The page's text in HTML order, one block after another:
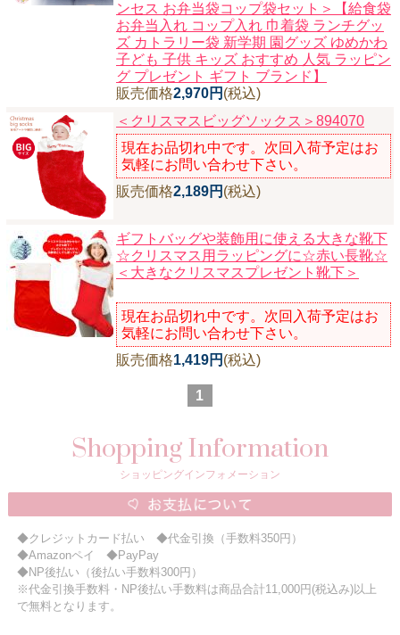
ンセス お弁当袋コップ袋セット＞【給食袋
お弁当入れ コップ入れ 巾着袋 ランチグッ
ズ カトラリー袋 新学期 園グッズ ゆめかわ
子ども 子供 キッズ おすすめ 人気 ラッピン
グ プレゼント ギフト ブランド】
販売価格2,970円 (税込)
＜クリスマスビッグソックス＞894070
現在お品切れ中です。次回入荷予定はお
気軽にお問い合わせ下さい。
販売価格2,189円 (税込)
ギフトバッグや装飾用に使える大きな靴下
☆クリスマス用ラッピングに☆赤い長靴☆
＜大きなクリスマスプレゼント靴下＞
現在お品切れ中です。次回入荷予定はお
気軽にお問い合わせ下さい。
販売価格1,419円 (税込)
1
Shopping Information
ショッピングインフォメーション
◆クレジットカード払い ◆代金引換（手数料350円）
◆Amazonペイ ◆PayPay
◆NP後払い（後払い手数料300円）
※代金引換手数料・NP後払い手数料は商品合計11,000円(税込み)以上
で無料となります。